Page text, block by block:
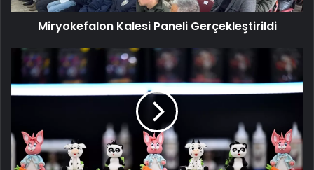
Miryokefalon Kalesi Paneli Gerçekleştirildi
Şeker
Sanatında
Yenilikçi
Tasarımlar